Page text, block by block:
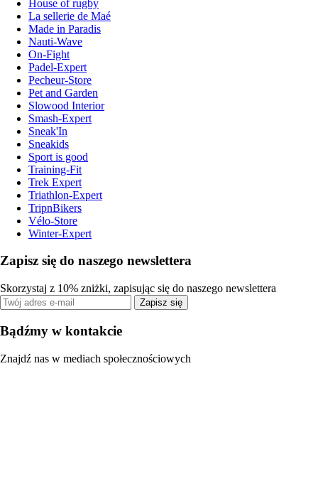
House of rugby
La sellerie de Maé
Made in Paradis
Nauti-Wave
On-Fight
Padel-Expert
Pecheur-Store
Pet and Garden
Slowood Interior
Smash-Expert
Sneak'In
Sneakids
Sport is good
Training-Fit
Trek Expert
Triathlon-Expert
TripnBikers
Vélo-Store
Winter-Expert
Zapisz się do naszego newslettera
Skorzystaj z 10% zniżki, zapisując się do naszego newslettera
Zapisz się
Bądźmy w kontakcie
Znajdź nas w mediach społecznościowych